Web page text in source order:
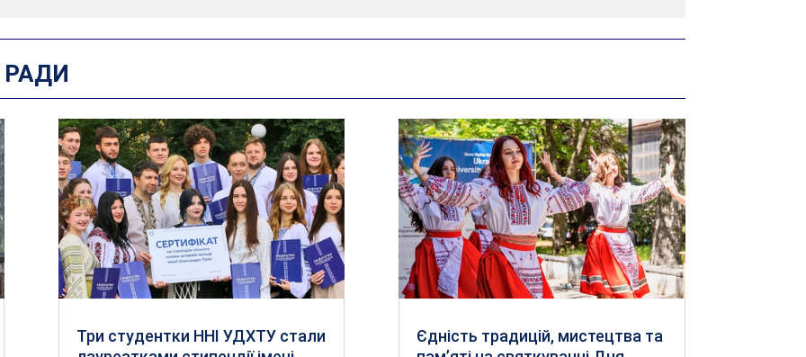
РАДИ
Три студентки ННІ УДХТУ стали
Єдність традицій, мистецтва та